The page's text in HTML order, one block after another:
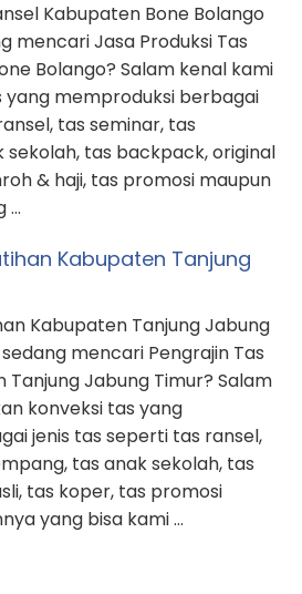
Kabupaten Bone Bolango
mencari Jasa Produksi Tas
Bolango? Salam kenal kami
memproduksi berbagai
tas seminar, tas
sekolah, tas backpack, original
& haji, tas promosi maupun
…
Kabupaten Tanjung
Kabupaten Tanjung Jabung
mencari Pengrajin Tas
Jabung Timur? Salam
konveksi tas yang
jenis tas seperti tas ransel,
tas anak sekolah, tas
tas koper, tas promosi
yang bisa kami …